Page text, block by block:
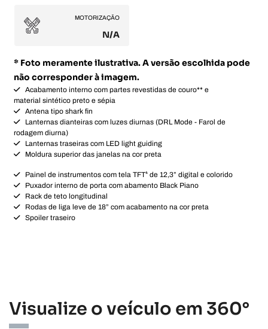
MOTORIZAÇÃO
N/A
* Foto meramente ilustrativa. A versão escolhida pode
não corresponder à imagem.
Acabamento interno com partes revestidas de couro** e
material sintético preto e sépia
Antena tipo shark fin
Lanternas dianteiras com luzes diurnas (DRL Mode - Farol de
rodagem diurna)
Lanternas traseiras com LED light guiding
Moldura superior das janelas na cor preta
Painel de instrumentos com tela TFT⁴ de 12,3” digital e colorido
Puxador interno de porta com abamento Black Piano
Rack de teto longitudinal
Rodas de liga leve de 18” com acabamento na cor preta
Spoiler traseiro
Visualize o veículo em 360°